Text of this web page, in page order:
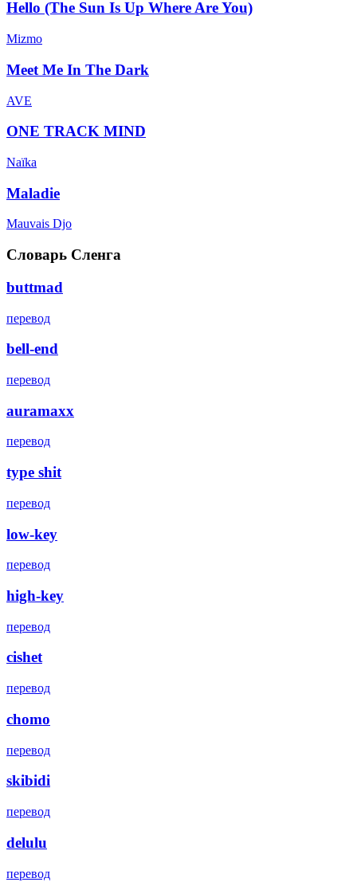
Hello (The Sun Is Up Where Are You)
Mizmo
Meet Me In The Dark
AVE
ONE TRACK MIND
Naïka
Maladie
Mauvais Djo
Словарь Сленга
buttmad
перевод
bell-end
перевод
auramaxx
перевод
type shit
перевод
low-key
перевод
high-key
перевод
cishet
перевод
chomo
перевод
skibidi
перевод
delulu
перевод